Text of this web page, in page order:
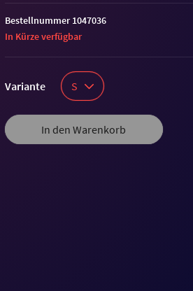
Variante S
In den Warenkorb
Bestellnummer 1047036
In Kürze verfügbar